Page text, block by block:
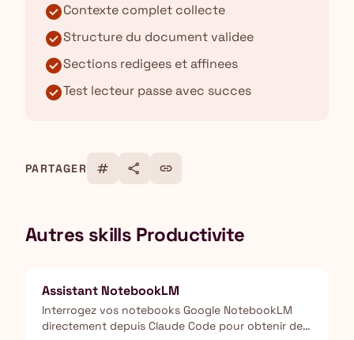
check_circleContexte complet collecte
check_circleStructure du document validee
check_circleSections redigees et affinees
check_circleTest lecteur passe avec succes
PARTAGER tag share link
Autres skills Productivite
Assistant NotebookLM
Interrogez vos notebooks Google NotebookLM
directement depuis Claude Code pour obtenir des